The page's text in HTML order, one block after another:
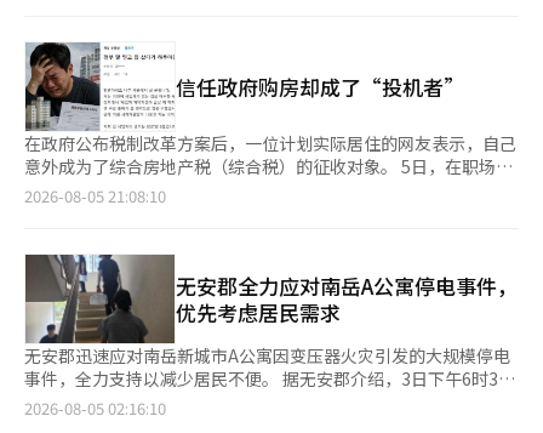
还提到：“可以根据改造方式设计可自驾的移动巴士房屋或通过外
部车辆移动的拖车型巴士房屋。” 他进一步表示：“由于政府的
住房供应政策高度依赖民间，因此进展可能较慢。青年人在获得稳
定住房之前，可以将其作为临时居住空间，同时也能迅速供应，值
得充分考虑。” 该帖子在网络上广泛传播后，网友们纷纷发表了
强烈的批评。 网友们评论道：“比油桶好，至少采光好”，“这
些人就是把2030年的人看得这么低”，“1万套供应目标5000亿？
不如直接盖房子”，“‘在共同民主党内被认为是房地产和城市领
网友表示：“如果再问女儿要不要住，肯定会脸红说别碰家人吧？
这就是民主党的施政风格。”对此表现出冷嘲热讽的态度。 与此
同时，执政党方面也表示：“提出不切实际的建议是对青年群体的
侮辱。” 国民力量党发言人朴忠权批评道：“这是将青年人变成
马路上的难民的单一逻辑和失言，黄议员应该带头成为巴士房屋的
第一位入驻者。”※ 本报道经人工智能（AI）系统翻译与编辑。
信任政府购房却成了“投机者”
在政府公布税制改革方案后，一位计划实际居住的网友表示，自己
意外成为了综合房地产税（综合税）的征收对象。 5日，在职场人
匿名社区“盲目”上，有一篇标题为“信任政府购房却成了非居住
同期满之前会给予实际居住的豁免，打算在租户合同结束后立即入
住，因此购买了这套房子。” 然而，A先生声称，最近公布的税制
改革方案使他被归类为“非居住1住宅”，成为了综合税的征收对
象。 根据A先生的说法，他所购买的房屋租户合同到期日为2027年
8月，但综合税的征收基准日为2027年6月1日，因此在未实际居住
的情况下，正好赶上了征税基准日。 他表示：“我相信政府的实
际居住豁免政策而购房，结果在征税基准日却被视为非居住1住宅
投机者，必须缴纳综合税。” 他进一步解释称，根据此次税制改
2026-08-05 21:08:10
无安郡全力应对南岳A公寓停电事件，
优先考虑居民需求
无安郡迅速应对南岳新城市A公寓因变压器火灾引发的大规模停电
事件，全力支持以减少居民不便。 据无安郡介绍，3日下午6时30
分，南岳A公寓内的变压器发生火灾，导致电力供应中断，居民遭
2026-08-05 02:16:10